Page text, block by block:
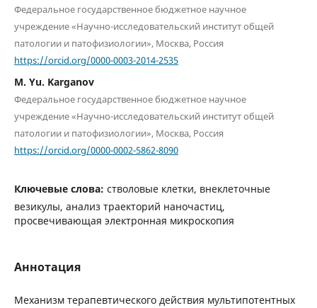
Федеральное государственное бюджетное научное
учреждение «Научно-исследовательский институт общей
патологии и патофизиологии», Москва, Россия
https://orcid.org/0000-0003-2014-2535
M. Yu. Karganov
Федеральное государственное бюджетное научное
учреждение «Научно-исследовательский институт общей
патологии и патофизиологии», Москва, Россия
https://orcid.org/0000-0002-5862-8090
Ключевые слова: стволовые клетки, внеклеточные
везикулы, анализ траекторий наночастиц,
просвечивающая электронная микроскопия
Аннотация
Механизм терапевтического действия мультипотентных